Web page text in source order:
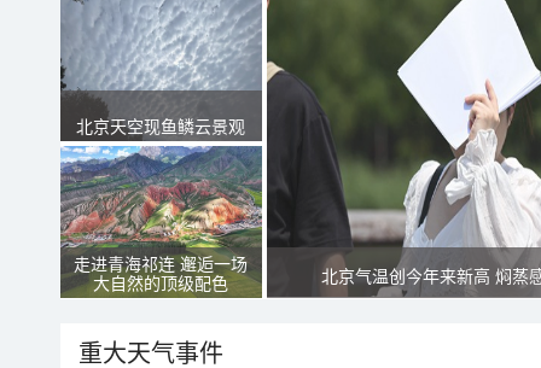
北京天空现鱼鳞云景观
走进青海祁连 邂逅一场
大自然的顶级配色
北京气温创今年来新高 焖蒸
重大天气事件